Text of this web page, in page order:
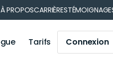
À PROPOSCARRIÈRES
Tarifs Connexion
Cela permet à